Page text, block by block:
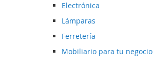
Electrónica
Lámparas
Ferretería
Mobiliario para tu negocio